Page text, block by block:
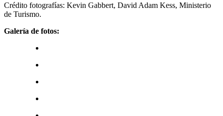
Crédito fotografías: Kevin Gabbert, David Adam Kess, Ministerio
de Turismo.
Galería de fotos: